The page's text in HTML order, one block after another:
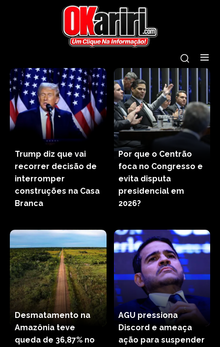
Trump diz que vai
recorrer decisão de
interromper
construções na Casa
Branca
Por que o Centrão
foca no Congresso e
evita disputa
presidencial em
2026?
Desmatamento na
Amazônia teve
queda de 36,87% no
AGU pressiona
Discord e ameaça
ação para suspender